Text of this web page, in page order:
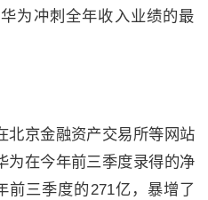
为冲刺全年收入业绩的最
北京金融资产交易所等网站
为在今年前三季度录得的净
前三季度的271亿，暴增了